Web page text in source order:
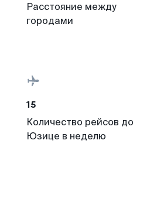
Расстояние между
городами
15
Количество рейсов до
Юзице в неделю